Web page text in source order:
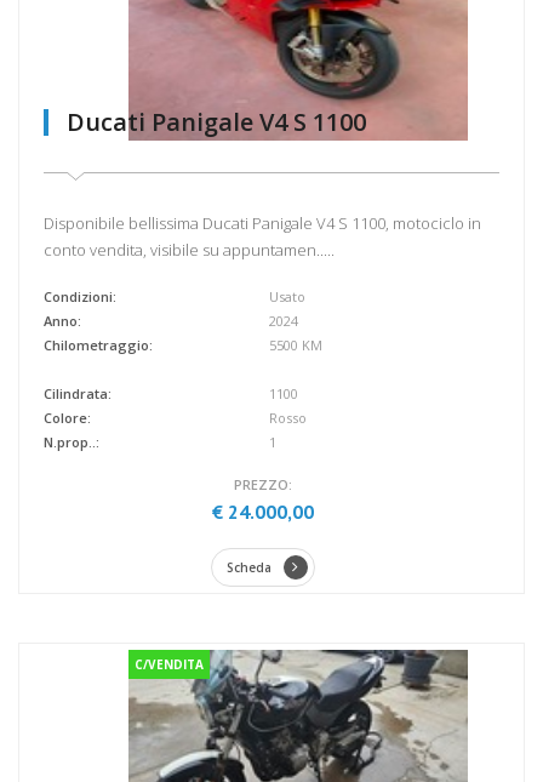
Ducati Panigale V4 S 1100
Disponibile bellissima Ducati Panigale V4 S 1100, motociclo in
conto vendita, visibile su appuntamen.....
Condizioni:
Anno:
Chilometraggio:
Usato
2024
5500 KM
Cilindrata:
Colore:
N.prop..:
1100
Rosso
1
PREZZO:
€ 24.000,00
Scheda
C/VENDITA